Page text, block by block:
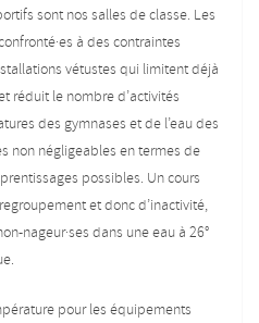
sont nos salles de classe. Les
à des contraintes
vétustes qui limitent déjà
réduit le nombre d’activités
des gymnases et de l’eau des
non négligeables en termes de
possibles. Un cours
et donc d’inactivité,
nageur·ses dans une eau à 26°
pour les équipements